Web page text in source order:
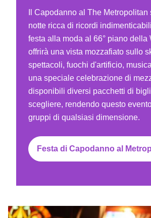
Il Capodanno al The Metropolitan
notte ricca di ricordi
festa alla moda al 66° piano della
offrirà una vista mozzafiato sullo
spettacoli, fuochi d'artificio,
una speciale celebrazione di
disponibili diversi pacchetti di
scegliere, rendendo questo
gruppi di qualsiasi dimensione.
Festa di Capodanno al
La festa di capodanno del